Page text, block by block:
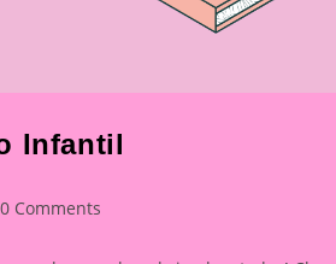
Infantil
0 Comments